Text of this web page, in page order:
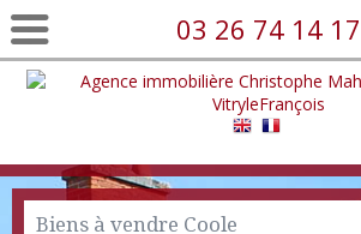
03 26 74 14 17
Biens à vendre Coole